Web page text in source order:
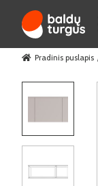
Pradinis puslapis